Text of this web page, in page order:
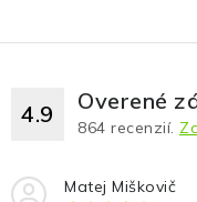
4.9 Overené
864 recenzií.
Matej Miškovič